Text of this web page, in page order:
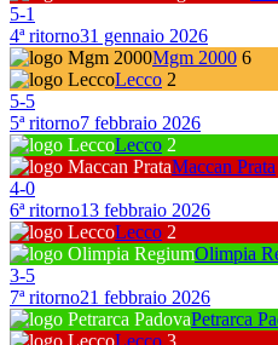
5-1
4ª ritorno31 gennaio 2026
Mgm 2000 6
Lecco 2
5-5
5ª ritorno7 febbraio 2026
Lecco 2
Maccan Prata
4-0
6ª ritorno13 febbraio 2026
Lecco 2
Olimpia
3-5
7ª ritorno21 febbraio 2026
Petrarca
Lecco 3